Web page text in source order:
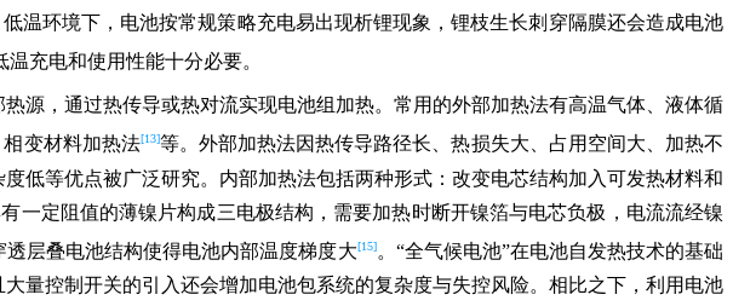
温环境下，电池按常规策略充电易出现析锂现象，锂枝生长刺穿隔膜还会造成电池
充电和使用性能十分必要。
源，通过热传导或热对流实现电池组加热。常用的外部加热法有高温气体、液体循
变材料加热法[13]等。外部加热法因热传导路径长、热损失大、占用空间大、加热不
低等优点被广泛研究。内部加热法包括两种形式：改变电芯结构加入可发热材料和
一定阻值的薄镍片构成三电极结构，需要加热时断开镍箔与电芯负极，电流流经镍
层叠电池结构使得电池内部温度梯度大[15]。“全气候电池”在电池自发热技术的基础
量控制开关的引入还会增加电池包系统的复杂度与失控风险。相比之下，利用电池